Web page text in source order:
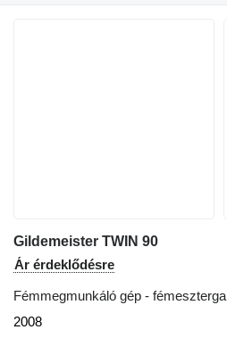
Gildemeister TWIN 90
Ár érdeklődésre
Fémmegmunkáló gép - fémeszterga
2008